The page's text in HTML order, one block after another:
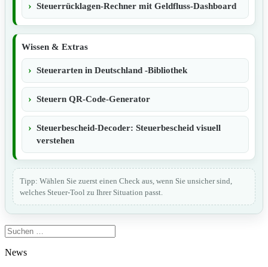
Steuerrücklagen-Rechner mit Geldfluss-Dashboard
Wissen & Extras
Steuerarten in Deutschland -Bibliothek
Steuern QR-Code-Generator
Steuerbescheid-Decoder: Steuerbescheid visuell
verstehen
Tipp: Wählen Sie zuerst einen Check aus, wenn Sie unsicher sind,
welches Steuer-Tool zu Ihrer Situation passt.
Suchen
nach:
News